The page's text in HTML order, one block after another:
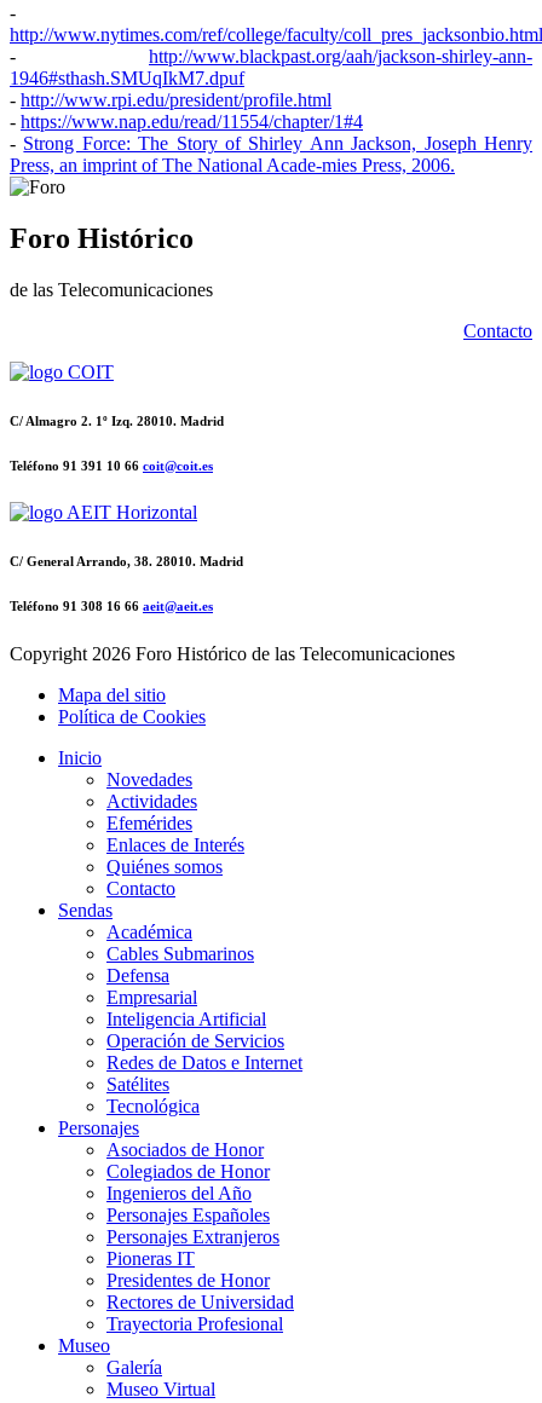
-
http://www.nytimes.com/ref/college/faculty/coll_pres_jacksonbio.html
- http://www.blackpast.org/aah/jackson-shirley-ann-
1946#sthash.SMUqIkM7.dpuf
- http://www.rpi.edu/president/profile.html
- https://www.nap.edu/read/11554/chapter/1#4
- Strong Force: The Story of Shirley Ann Jackson, Joseph Henry
Press, an imprint of The National Acade-mies Press, 2006.
Foro Histórico
de las Telecomunicaciones
Contacto
C/ Almagro 2. 1º Izq. 28010. Madrid
Teléfono 91 391 10 66 coit@coit.es
C/ General Arrando, 38. 28010. Madrid
Teléfono 91 308 16 66 aeit@aeit.es
Copyright 2026 Foro Histórico de las Telecomunicaciones
Mapa del sitio
Política de Cookies
Inicio
Novedades
Actividades
Efemérides
Enlaces de Interés
Quiénes somos
Contacto
Sendas
Académica
Cables Submarinos
Defensa
Empresarial
Inteligencia Artificial
Operación de Servicios
Redes de Datos e Internet
Satélites
Tecnológica
Personajes
Asociados de Honor
Colegiados de Honor
Ingenieros del Año
Personajes Españoles
Personajes Extranjeros
Pioneras IT
Presidentes de Honor
Rectores de Universidad
Trayectoria Profesional
Museo
Galería
Museo Virtual